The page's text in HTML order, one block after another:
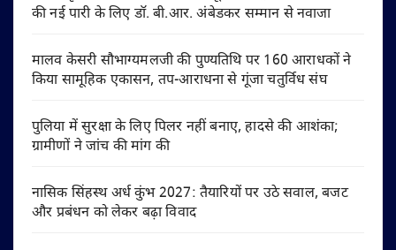
की नई पारी के लिए डॉ. बी.आर. अंबेडकर सम्मान से नवाजा
मालव केसरी सौभाग्यमलजी की पुण्यतिथि पर 160 आराधकों ने
किया सामूहिक एकासन, तप-आराधना से गूंजा चतुर्विध संघ
पुलिया में सुरक्षा के लिए पिलर नहीं बनाए, हादसे की आशंका;
ग्रामीणों ने जांच की मांग की
नासिक सिंहस्थ अर्ध कुंभ 2027: तैयारियों पर उठे सवाल, बजट
और प्रबंधन को लेकर बढ़ा विवाद